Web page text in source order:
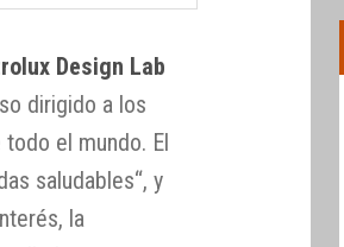
Design Lab
dirigido a los
el mundo. El
saludables“, y
la